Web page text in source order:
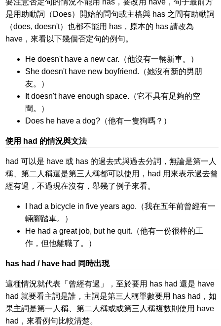
要注意否定句的情況不能用 has，要改用 have，句子最前方
是用助動詞（Does）開始的問句或主格與 has 之間有助動詞
（does, doesn't）也都不能用 has，原本的 has 請改為
have，來看以下幾個否定句的例句。
He doesn't have a new car.（他沒有一輛新車。）
She doesn't have new boyfriend.（她沒有新的男朋
友。）
It doesn't have enough space.（它不具有足夠的空
間。）
Does he have a dog?（他有一隻狗嗎？）
使用 had 的情況與文法
had 可以是 have 或 has 的過去式與過去分詞，無論是第一人
稱、第二人稱還是第三人稱都可以使用，had 用來表示過去曾
經有過，不過現在沒有，舉幾了例子來看。
I had a bicycle in five years ago.（我在五年前曾經有一
輛腳踏車。）
He had a great job, but he quit.（他有一份很棒的工
作，但他離職了。）
has had / have had 同時出現
這種情況就代表「曾經有過」，至於要用 has had 還是 have
had 就要看主詞是誰，主詞是第三人稱單數要用 has had，如
果主詞是第一人稱、第二人稱或或第三人稱複數則使用 have
had，來看例句比較清楚。